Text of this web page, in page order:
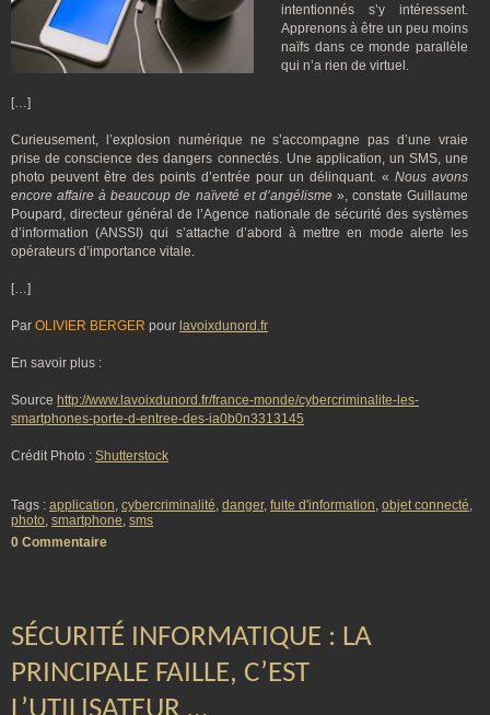
intentionnés s’y intéressent.
Apprenons à être un peu moins
naïfs dans ce monde parallèle
qui n’a rien de virtuel.
[…]
Curieusement, l’explosion numérique ne s’accompagne pas d’une vraie
prise de conscience des dangers connectés. Une application, un SMS, une
photo peuvent être des points d’entrée pour un délinquant. « Nous avons
encore affaire à beaucoup de naïveté et d’angélisme», constate Guillaume
Poupard, directeur général de l’Agence nationale de sécurité des systèmes
d’information (ANSSI) qui s’attache d’abord à mettre en mode alerte les
opérateurs d’importance vitale.
[…]
Par OLIVIER BERGER pour lavoixdunord.fr
En savoir plus :
Source http://www.lavoixdunord.fr/france-monde/cybercriminalite-les-
smartphones-porte-d-entree-des-ia0b0n3313145
Crédit Photo : Shutterstock
Tags : application, cybercriminalité, danger, fuite d'information, objet connecté,
photo, smartphone, sms
0 Commentaire
SÉCURITÉ INFORMATIQUE : LA
PRINCIPALE FAILLE, C’EST